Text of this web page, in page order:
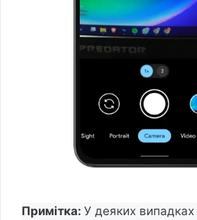
Примітка: У деяких